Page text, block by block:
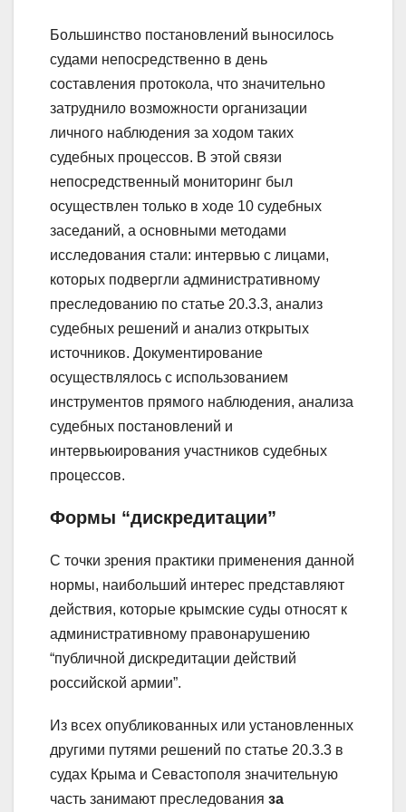
Большинство постановлений выносилось
судами непосредственно в день
составления протокола, что значительно
затруднило возможности организации
личного наблюдения за ходом таких
судебных процессов. В этой связи
непосредственный мониторинг был
осуществлен только в ходе 10 судебных
заседаний, а основными методами
исследования стали: интервью с лицами,
которых подвергли административному
преследованию по статье 20.3.3, анализ
судебных решений и анализ открытых
источников. Документирование
осуществлялось с использованием
инструментов прямого наблюдения, анализа
судебных постановлений и
интервьюирования участников судебных
процессов.
Формы “дискредитации”
С точки зрения практики применения данной
нормы, наибольший интерес представляют
действия, которые крымские суды относят к
административному правонарушению
“публичной дискредитации действий
российской армии”.
Из всех опубликованных или установленных
другими путями решений по статье 20.3.3 в
судах Крыма и Севастополя значительную
часть занимают преследования за